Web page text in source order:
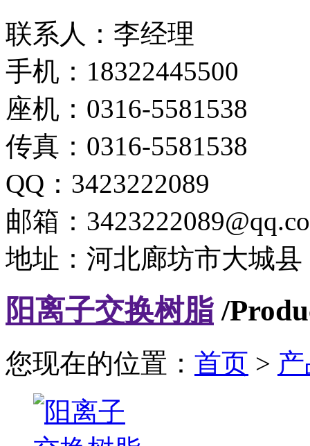
联系人：李经理
手机：18322445500
座机：0316-5581538
传真：0316-5581538
QQ：3423222089
邮箱：
地址：河北廊坊市大城县
阳离子交换树脂 /
您现在的位置： 首页 >